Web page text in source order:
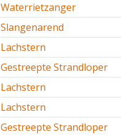
Waterrietzanger
Slangenarend
Lachstern
Gestreepte Strandloper
Lachstern
Lachstern
Gestreepte Strandloper